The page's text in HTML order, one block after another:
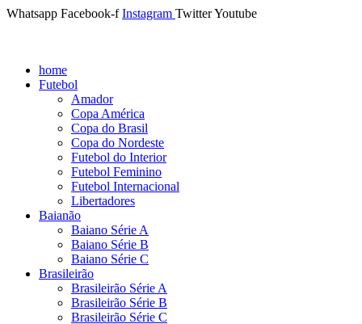
Whatsapp Facebook-f Instagram TwitterYoutube
home
Futebol
Amador
Copa América
Copa do Brasil
Copa do Nordeste
Futebol do Interior
Futebol Feminino
Futebol Internacional
Libertadores
Baianão
Baiano Série A
Baiano Série B
Baiano Série C
Brasileirão
Brasileirão Série A
Brasileirão Série B
Brasileirão Série C